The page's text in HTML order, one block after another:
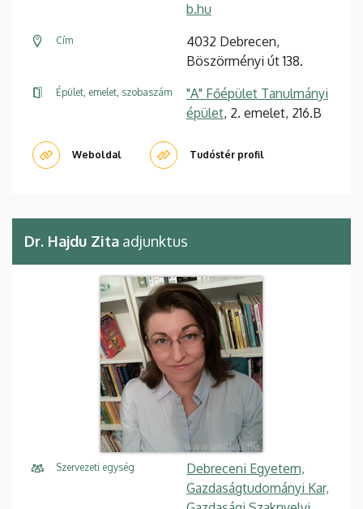
b.hu
Cím
4032 Debrecen,
Böszörményi út 138.
Épület, emelet, szobaszám
"A" Főépület Tanulmányi
épület, 2. emelet, 216.B
Weboldal Tudóstér profil
Dr. Hajdu Zita adjunktus
Szervezeti egység
Debreceni Egyetem,
Gazdaságtudományi Kar,